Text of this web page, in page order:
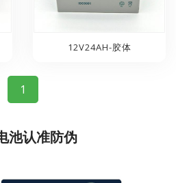
12V24AH-胶体
1
池认准防伪